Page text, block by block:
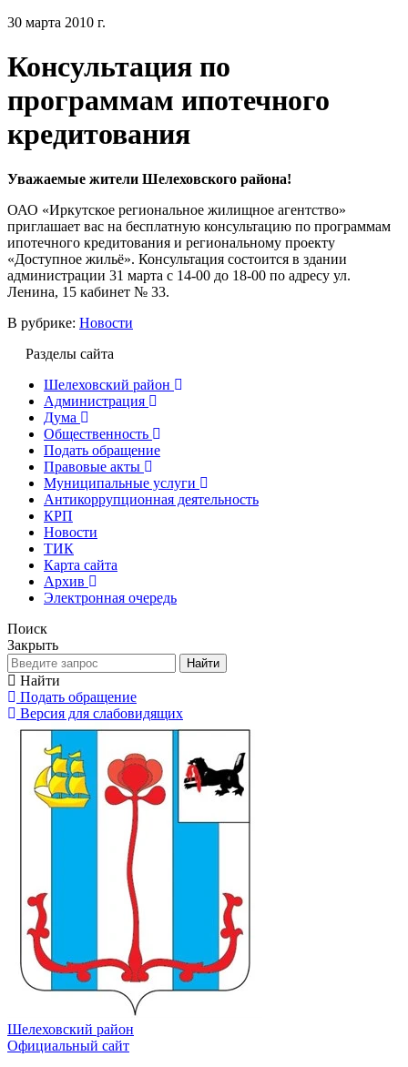
30 марта 2010 г.
Консультация по
программам ипотечного
кредитования
Уважаемые жители Шелеховского района!
ОАО «Иркутское региональное жилищное агентство»
приглашает вас на бесплатную консультацию по программам
ипотечного кредитования и региональному проекту
«Доступное жильё». Консультация состоится в здании
администрации 31 марта с 14-00 до 18-00 по адресу ул.
Ленина, 15 кабинет № 33.
В рубрике: Новости
Разделы сайта
Шелеховский район
Администрация
Дума
Общественность
Подать обращение
Правовые акты
Муниципальные услуги
Антикоррупционная деятельность
КРП
Новости
ТИК
Карта сайта
Архив
Электронная очередь
Поиск
Закрыть
Найти
Найти
Подать обращение
Версия для слабовидящих
Шелеховский район
Официальный сайт